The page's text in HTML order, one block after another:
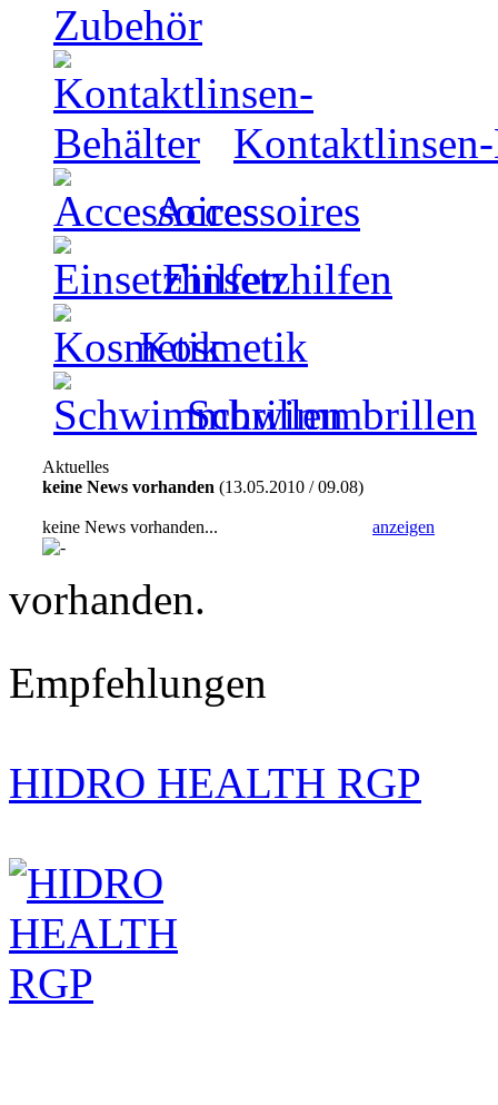
Zubehör
Accessoires
Einsetzhilfen
Kosmetik
Schwimmbrillen
Aktuelles
keine News vorhanden (13.05.2010 / 09.08)
keine News vorhanden... anzeigen
vorhanden.
Empfehlungen
HIDRO HEALTH RGP